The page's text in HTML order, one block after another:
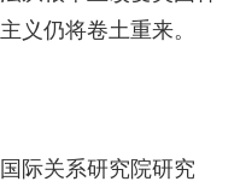
义仍将卷土重来。
际关系研究院研究